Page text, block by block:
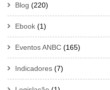
Blog (220)
Ebook (1)
Eventos ANBC (165)
Indicadores (7)